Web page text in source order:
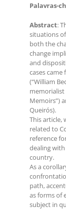
Palavras-
Abstract:
situations
both the
change
and
cases
(“William
memorialist
Memoirs”)
Queirós).
This article,
related to
reference
dealing
country.
As a
path,
as forms of
subject in